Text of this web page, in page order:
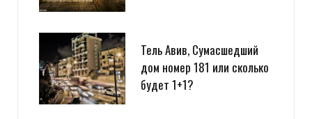
Тель Авив, Сумасшедший
дом номер 181 или сколько
будет 1+1?